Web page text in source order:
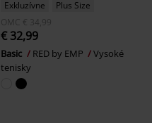
Exkluzívne
Plus Size
OMC € 34,99
€ 32,99
Basic RED by EMP
Vysoké
tenisky